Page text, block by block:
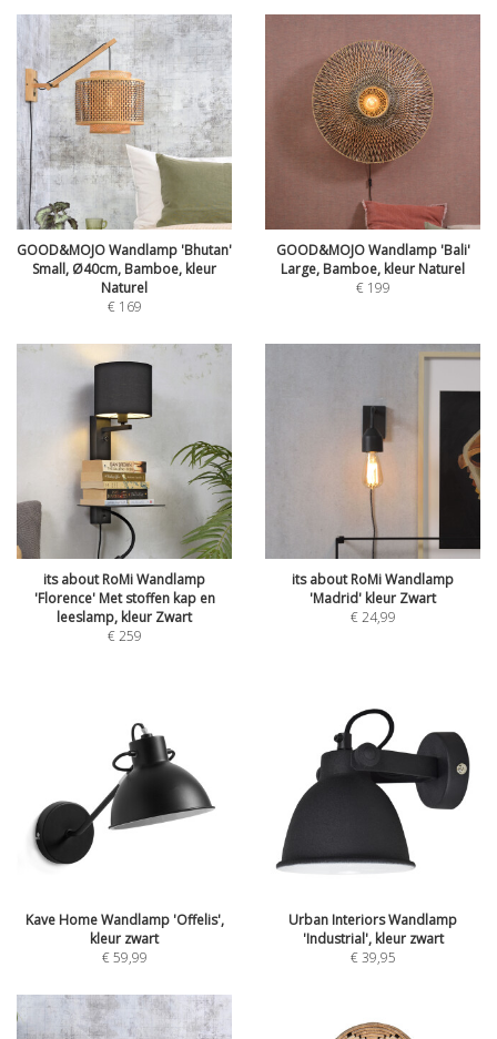
GOOD&MOJO Wandlamp 'Bhutan'
Small, Ø40cm, Bamboe, kleur
Naturel
€ 169
GOOD&MOJO Wandlamp 'Bali'
Large, Bamboe, kleur Naturel
€ 199
its about RoMi Wandlamp
'Florence' Met stoffen kap en
leeslamp, kleur Zwart
€259
its about RoMi Wandlamp
'Madrid' kleur Zwart
€24,99
Kave Home Wandlamp 'Offelis',
kleur zwart
€59,99
Urban Interiors Wandlamp
'Industrial', kleur zwart
€39,95